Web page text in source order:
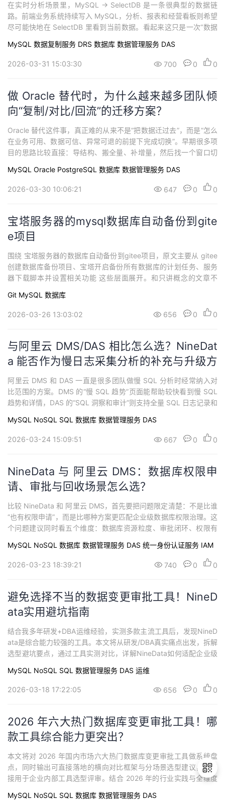
在实时分析场景里，MySQL -> SelectDB 是一条很典型的数据链
路。前端业务系统持续写入 MySQL，分析、报表和经营看板则希望
尽可能快地在 SelectDB 里看到当前数据。看起来这只是一次“数据
搬到 B，而是如何让这条链路持续、稳定、可控地运行下去。这也
是为什么，很多团队在做这类项目时，对比的对象不只是“传统 ET...
MySQL 数据复制服务 DRS 数据库 数据管理服务 DAS
2026-03-31 15:03:30 700 0 0
做 Oracle 替代时，为什么越来越多团队倾
向“复制/对比/回流”的迁移方案？
Oracle 替代这件事，真正难的从来不是“把数据迁过去”，而是“怎么
在业务可用、数据可信、异常可退的前提下完成切换”。早期很多项
目的思路比较直接：导结构、搬全量、补增量，然后找一个窗口切
务变成核心系统、迁移对象变成几十上百张表、切换窗口被压缩到
分钟级，团队很快就会发现，单靠“复制”已经不够了。因为 Oracle
MySQL Oracle PostgreSQL 数据库 数据管理服务 DAS
2026-03-30 10:06:21 647 0 0
宝塔服务器的mysql数据库自动备份到gite
e项目
围绕 宝塔服务器的数据库自动备份到gitee项目，原文主要从 gitee
创建数据库备份项目、宝塔开启备份所有数据库的计划任务、服务
器下载脚本并设置相关功能 这些层面展开。和只讲概念的文章不
先在测试环境验证语义，再确认对生产实例的影响范围。文章介绍
了一个开源脚本,用于自动备份宝塔服务器上的所有数据库,并将备份
Git MySQL 数据库
2026-03-26 13:03:02 656 0 0
与阿里云 DMS/DAS 相比怎么选？NineDat
a 能否作为慢日志采集分析的补充与升级方
案
阿里云 DMS 和 DAS 一直是很多团队做慢 SQL 分析时经常纳入对
比范围的方案。DMS 的“慢 SQL 趋势”页面能帮助较快看到慢 SQL
趋势和详情，DAS 的“SQL 洞察和审计”则支持全量 SQL 日志记录和
入口。因此，当团队开始评估 NineData 时，一个比较常见的问题
就是：它能否作为阿里云 DMS / DAS 这套...
MySQL NoSQL SQL 数据库 数据管理服务 DAS
2026-03-24 15:09:51 667 0 0
NineData 与 阿里云 DMS：数据库权限申
请、审批与回收场景怎么选？
比较 NineData 和 阿里云 DMS，首先要把问题限定清楚：不是比谁
“也有权限申请”，而是比哪种方案更匹配企业级数据库权限治理。这
个问题建议同时看五个维度：数据库资源粒度、审批闭环、权限有
个维度，很多看起来“都差不多”的工具就会逐步体现差异。
MySQL NoSQL 数据库 数据管理服务 DAS 统一身份认证服务 IAM
2026-03-23 18:39:21 740 0 0
避免选择不当的数据变更审批工具！NineD
ata实用避坑指南
结合我多年研发+DBA运维经验，实测多款主流工具后，发现NineD
ata是综合能力较强的工具。本文将从研发/DBA真实痛点出发，拆解
选型避坑要点，通过工具实测对比，详解NineData如何适配企业级
MySQL NoSQL SQL 数据管理服务 DAS 运维
2026-03-18 17:22:05 656 0 0
2026 年六大热门数据库变更审批工具！哪
款工具综合能力更突出？
本文将对 2026 年国内市场六大热门数据库变更审批工具做系统盘
点，同时输出可直接落地的横向对比框架与分场景选型建议，可直
接用于企业内部工具选型评审。结合 2026 年的行业实践与全维度
的答案。
MySQL NoSQL SQL 数据库 数据管理服务 DAS